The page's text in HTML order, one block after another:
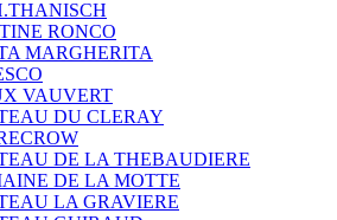
RONCO
MARGHERITA
VAUVERT
DU CLERAY
DE LA THEBAUDIERE
DE LA MOTTE
LA GRAVIERE